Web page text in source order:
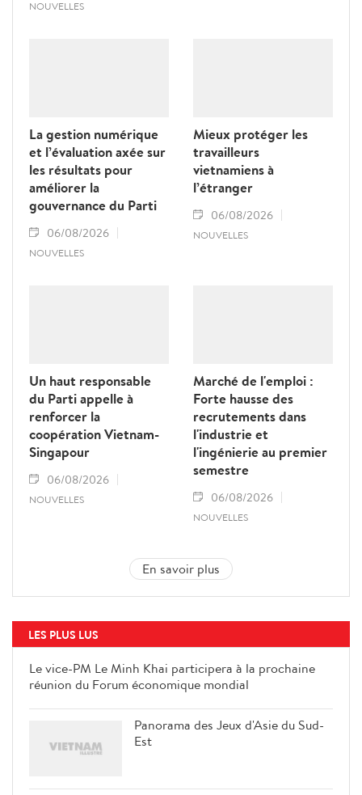
NOUVELLES
La gestion numérique
et l’évaluation axée sur
les résultats pour
améliorer la
gouvernance du Parti
06/08/2026
NOUVELLES
Mieux protéger les
travailleurs
vietnamiens à
l’étranger
06/08/2026
NOUVELLES
Un haut responsable
du Parti appelle à
renforcer la
coopération Vietnam-
Singapour
06/08/2026
NOUVELLES
Marché de l'emploi :
Forte hausse des
recrutements dans
l'industrie et
l'ingénierie au premier
semestre
06/08/2026
NOUVELLES
En savoir plus
LES PLUS LUS
Le vice-PM Le Minh Khai participera à la prochaine
réunion du Forum économique mondial
Panorama des Jeux d'Asie du Sud-
Est